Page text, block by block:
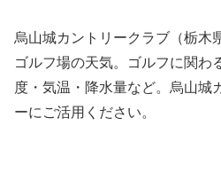
烏山城カントリークラブ（栃木
ゴルフ場の天気。ゴルフに関わ
度・気温・降水量など。烏山城
ーにご活用ください。